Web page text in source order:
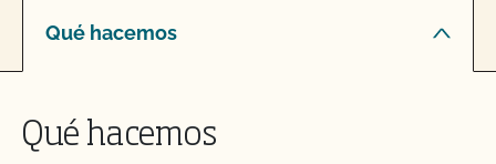
Qué hacemos
Qué hacemos